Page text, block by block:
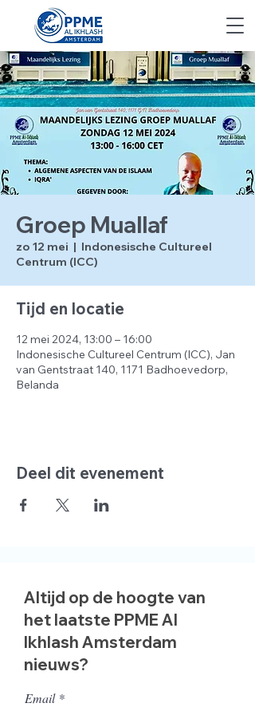
Groep Muallaf
zo 12 mei
  |
Indonesische Cultureel
Centrum (ICC)
Tijd en locatie
12 mei 2024, 13:00 – 16:00
Indonesische Cultureel Centrum (ICC), Jan
van Gentstraat 140, 1171 Badhoevedorp,
Belanda
Deel dit evenement
Altijd op de hoogte van
het laatste PPME Al
Ikhlash Amsterdam
nieuws?
Email